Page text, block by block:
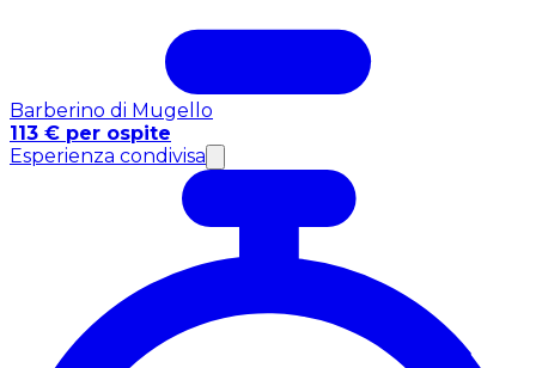
Barberino di Mugello
113 € per ospite
Esperienza condivisa